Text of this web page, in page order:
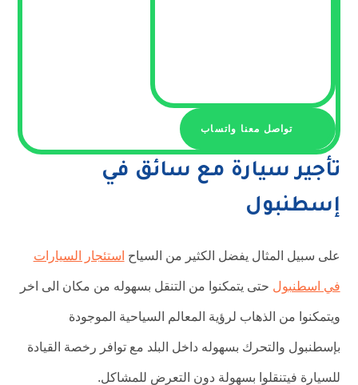
تواصل معنا واتساب
تأجير سيارة مع سائق في
إسطنبول
على سبيل المثال يفضل الكثير من السياح استئجار السيارات
في اسطنبول حتى يتمكنوا من التنقل بسهوله من مكان الى اخر
ويتمكنوا من الذهاب لرؤية المعالم السياحية الموجودة
بإسطنبول والتحرك بسهوله داخل البلد مع توافر رخصة القيادة
للسيارة فيتنقلوا بسهولة دون التعرض للمشاكل.